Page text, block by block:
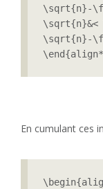
\sqrt{n}-
\sqrt{n}-
En cumulant ces